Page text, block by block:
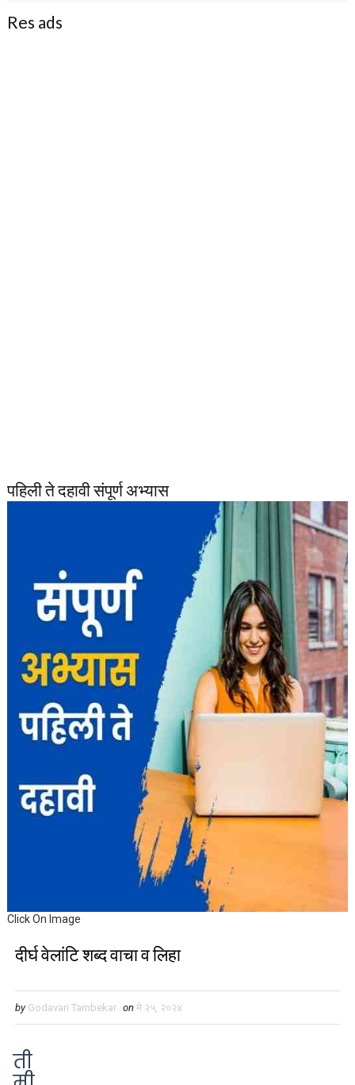
Res ads
पहिली ते दहावी संपूर्ण अभ्यास
Click On Image
दीर्घ वेलांटि शब्द वाचा व लिहा
by Godavari Tambekar on मे २५, २०२४
ती